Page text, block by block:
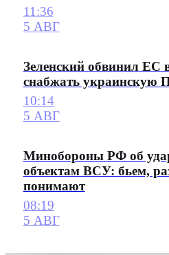
11:36
5 АВГ
Зеленский обвинил ЕС
снабжать украинскую
10:14
5 АВГ
Минобороны РФ об
объектам ВСУ: бьем,
понимают
08:19
5 АВГ